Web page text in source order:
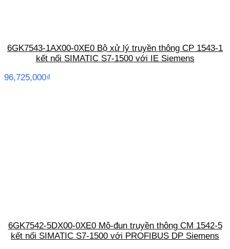
6GK7543-1AX00-0XE0 Bộ xử lý truyền thông CP 1543-1
kết nối SIMATIC S7-1500 với IE Siemens
96,725,000₫
6GK7542-5DX00-0XE0 Mô-đun truyền thông CM 1542-5
kết nối SIMATIC S7-1500 với PROFIBUS DP Siemens